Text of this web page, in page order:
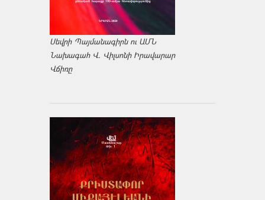
Սեվրի Պայմանագիրն ու ԱՄՆ
Նախագահ Վ. Վիլսոնի Իրավարար
Վճիռը